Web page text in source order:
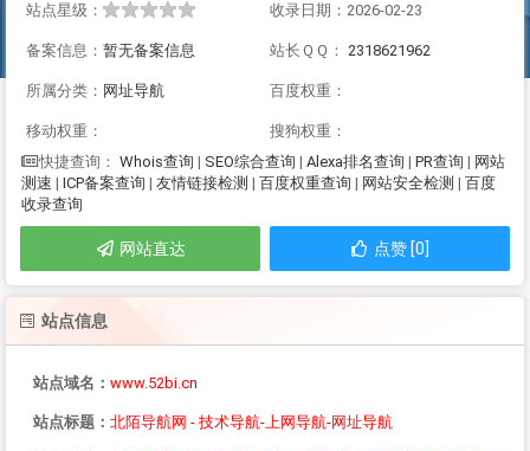
站点星级： 收录日期：2026-02-23
备案信息： 暂无备案信息 站长ＱＱ： 2318621962
所属分类： 网址导航 百度权重：
移动权重： 搜狗权重：
快捷查询： Whois查询 | SEO综合查询 | Alexa排名查询 | PR查询 | 网站
测速 | ICP备案查询 | 友情链接检测 | 百度权重查询 | 网站安全检测 | 百度
收录查询
网站直达 点赞 [0]
站点信息
站点域名： www.52bi.cn
站点标题： 北陌导航网 - 技术导航-上网导航-网址导航